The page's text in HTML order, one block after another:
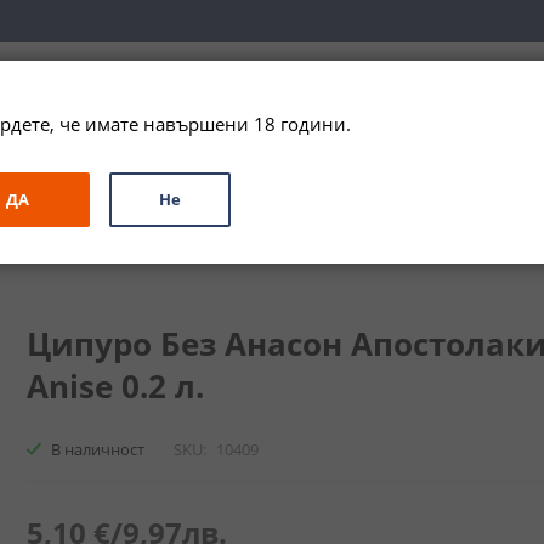
ЗА ПОДАРЪК ПРОМО СПЕЦИАЛНИ ПРЕДЛОЖЕНИЯ
Ципуро Без Анасон
Anise 0.2 л.
В наличност SKU 10409
5,10 €/9,97лв.
че имате навършени 18 години.
ДА Не